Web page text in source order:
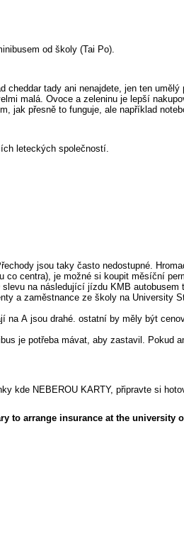
od školy (Tai Po).
tady ani nenajdete, jen ten
malá. Ovoce a zeleninu je lepší
jak přesně to funguje, ale například
leteckých společností.
jsou taky často nedostupné.
centra), je možné si koupit měsíční
na následující jízdu KMB autobusem
a zaměstnance ze školy na University
A jsou drahé. ostatní by měly být
je potřeba mávat, aby zastavil. Pokud
kde NEBEROU KARTY, připravte si
to arrange insurance at the university